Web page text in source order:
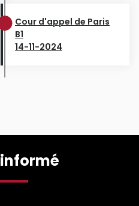
Cour d'appel de Paris
B1
14-11-2024
informé